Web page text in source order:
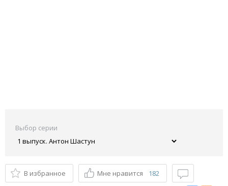
Выбор серии
В избранное Мне нравится 182